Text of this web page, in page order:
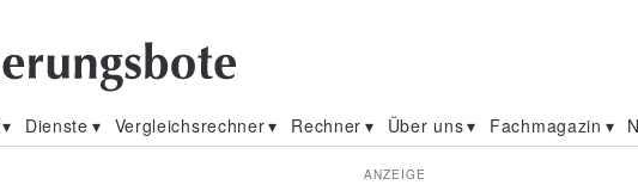
Dienste Vergleichsrechner Rechner Über uns Fachmagazin
ANZEIGE